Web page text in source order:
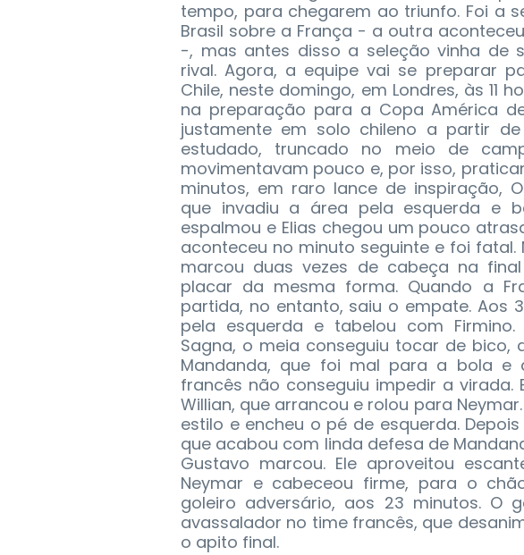
tempo, para chegarem ao triunfo. Foi a
Brasil sobre a França - a outra
-, mas antes disso a seleção vinha de
rival. Agora, a equipe vai se preparar
Chile, neste domingo, em Londres, às 11
na preparação para a Copa América
justamente em solo chileno a partir
estudado, truncado no meio de
movimentavam pouco e, por isso,
minutos, em raro lance de inspiração,
que invadiu a área pela esquerda e
espalmou e Elias chegou um pouco
aconteceu no minuto seguinte e foi fatal.
marcou duas vezes de cabeça na
placar da mesma forma. Quando a
partida, no entanto, saiu o empate. Aos
pela esquerda e tabelou com
Sagna, o meia conseguiu tocar de bico,
Mandanda, que foi mal para a bola e
francês não conseguiu impedir a virada.
Willian, que arrancou e rolou para
estilo e encheu o pé de esquerda.
que acabou com linda defesa de
Gustavo marcou. Ele aproveitou
Neymar e cabeceou firme, para o
goleiro adversário, aos 23 minutos. O
avassalador no time francês, que
o apito final.